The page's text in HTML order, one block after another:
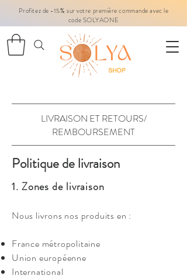
Profitez de -15% sur votre première commande avec le
code SOLYAONE
LIVRAISON ET RETOURS/
REMBOURSEMENT
Politique de livraison
1. Zones de livraison
Nous livrons nos produits en :
France métropolitaine
Union européenne
International